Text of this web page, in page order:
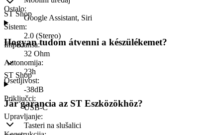
Ostalo:
Google Assistant, Siri
Sistem:
2.0 (Stereo)
Impedansa:
32 Ohm
Autonomija:
23h
Osetljivost:
-38dB
Priključci:
USB-C
Upravljanje:
Tasteri na slušalici
ST Shop
Hogyan tudom átvenni a készülékemet?
ST Shop
Jár garancia az ST Eszközökhöz?